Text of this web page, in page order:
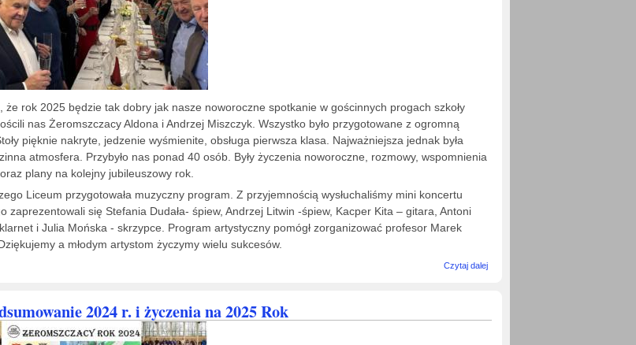
że rok 2025 będzie tak dobry jak nasze noworoczne spotkanie w gościnnych progach szkoły
nas Żeromszczacy Aldona i Andrzej Miszczyk. Wszystko było przygotowane z ogromną
pięknie nakryte, jedzenie wyśmienite, obsługa pierwsza klasa. Najważniejsza jednak była
atmosfera. Przybyło nas ponad 40 osób. Były życzenia noworoczne, rozmowy, wspomnienia
plany na kolejny jubileuszowy rok.
Liceum przygotowała muzyczny program. Z przyjemnością wysłuchaliśmy mini koncertu
zaprezentowali się Stefania Dudała- śpiew, Andrzej Litwin -śpiew, Kacper Kita – gitara, Antoni
i Julia Mońska - skrzypce. Program artystyczny pomógł zorganizować profesor Marek
a młodym artystom życzymy wielu sukcesów.
Czytaj dalejwpis Spotkanie
2024 r. i życzenia na 2025 Rok